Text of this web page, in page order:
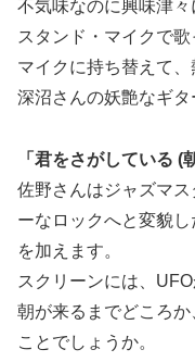
不気味なのに興味津々
スタンド・マイクで
マイクに持ち替えて、
深沼さんの妖艶なギタ
「君をさがしている (
佐野さんはジャズマ
ーなロックへと変貌
を加えます。
スクリーンには、
朝が来るまでどころ
ことでしょうか。